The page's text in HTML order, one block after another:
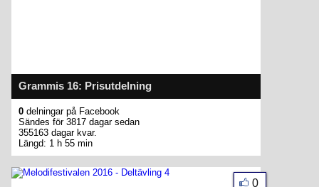
Grammis 16: Prisutdelning
0 delningar på Facebook
Sändes för 3817 dagar sedan
355163 dagar kvar.
Längd: 1 h 55 min
0